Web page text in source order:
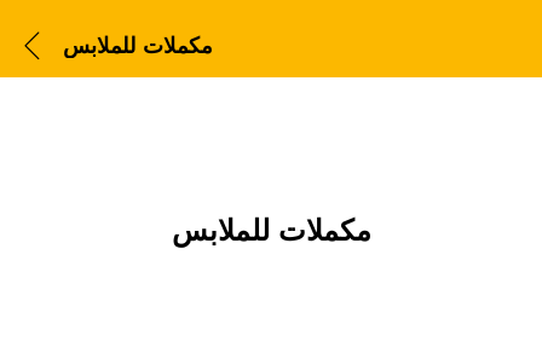
مكملات للملابس
مكملات للملابس